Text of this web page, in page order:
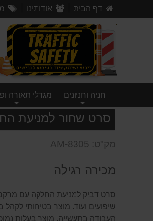
דף הבית אודותינו
חניה וחניונים מגדלי תאורה
סרט שחור למניעת החלקה 5 ס"מ
מק"ט: AM-8305
מכירה רגילה
סרט דביק למניעת החלקה עם
שיפועים ועוד. מוצר בטיחותי
העבודה בתעשייה. מוצר בעלות